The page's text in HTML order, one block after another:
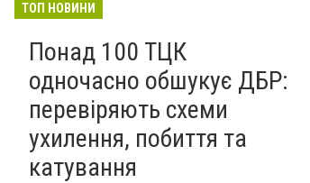
ТОП НОВИНИ
Понад 100 ТЦК
одночасно обшукує ДБР:
перевіряють схеми
ухилення, побиття та
катування